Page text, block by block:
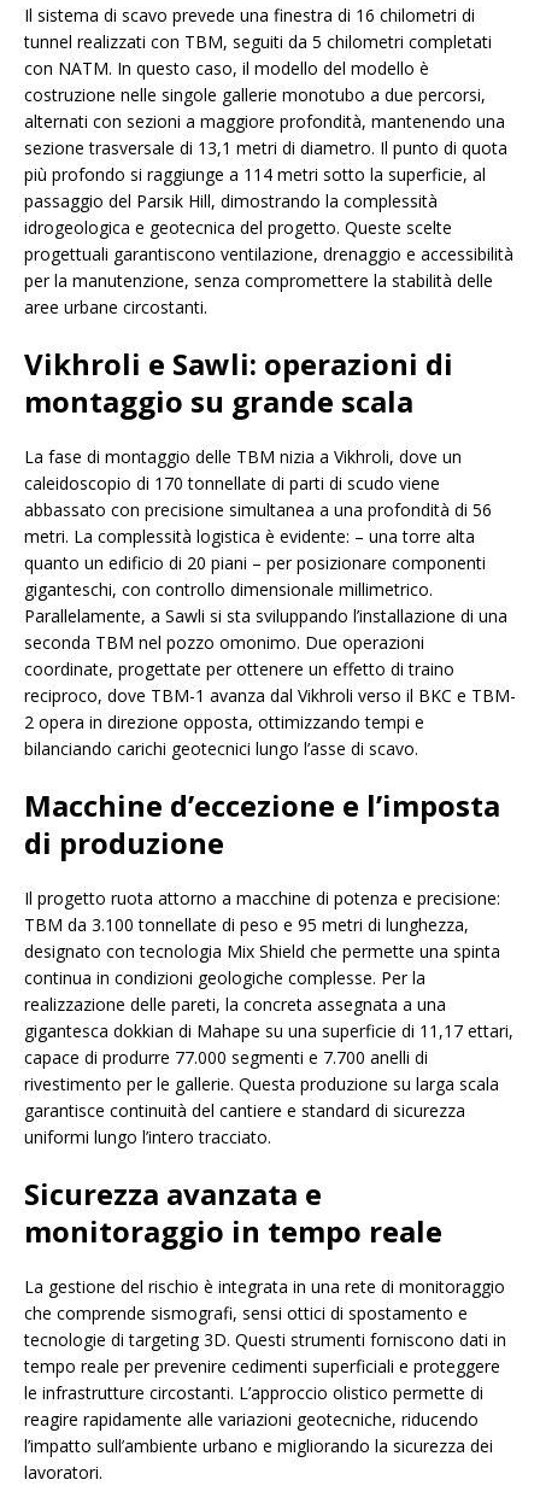
Il sistema di scavo prevede una finestra di 16 chilometri di
tunnel realizzati con TBM, seguiti da 5 chilometri completati
con NATM. In questo caso, il modello del modello è
costruzione nelle singole gallerie monotubo a due percorsi,
alternati con sezioni a maggiore profondità, mantenendo una
sezione trasversale di 13,1 metri di diametro. Il punto di quota
più profondo si raggiunge a 114 metri sotto la superficie, al
passaggio del Parsik Hill, dimostrando la complessità
idrogeologica e geotecnica del progetto. Queste scelte
progettuali garantiscono ventilazione, drenaggio e accessibilità
per la manutenzione, senza compromettere la stabilità delle
aree urbane circostanti.
Vikhroli e Sawli: operazioni di
montaggio su grande scala
La fase di montaggio delle TBM nizia a Vikhroli, dove un
caleidoscopio di 170 tonnellate di parti di scudo viene
abbassato con precisione simultanea a una profondità di 56
metri. La complessità logistica è evidente: – una torre alta
quanto un edificio di 20 piani – per posizionare componenti
giganteschi, con controllo dimensionale millimetrico.
Parallelamente, a Sawli si sta sviluppando l’installazione di una
seconda TBM nel pozzo omonimo. Due operazioni
coordinate, progettate per ottenere un effetto di traino
reciproco, dove TBM-1 avanza dal Vikhroli verso il BKC e TBM-
2 opera in direzione opposta, ottimizzando tempi e
bilanciando carichi geotecnici lungo l’asse di scavo.
Macchine d’eccezione e l’imposta
di produzione
Il progetto ruota attorno a macchine di potenza e precisione:
TBM da 3.100 tonnellate di peso e 95 metri di lunghezza,
designato con tecnologia Mix Shield che permette una spinta
continua in condizioni geologiche complesse. Per la
realizzazione delle pareti, la concreta assegnata a una
gigantesca dokkian di Mahape su una superficie di 11,17 ettari,
capace di produrre 77.000 segmenti e 7.700 anelli di
rivestimento per le gallerie. Questa produzione su larga scala
garantisce continuità del cantiere e standard di sicurezza
uniformi lungo l’intero tracciato.
Sicurezza avanzata e
monitoraggio in tempo reale
La gestione del rischio è integrata in una rete di monitoraggio
che comprende sismografi, sensi ottici di spostamento e
tecnologie di targeting 3D. Questi strumenti forniscono dati in
tempo reale per prevenire cedimenti superficiali e proteggere
le infrastrutture circostanti. L’approccio olistico permette di
reagire rapidamente alle variazioni geotecniche, riducendo
l’impatto sull’ambiente urbano e migliorando la sicurezza dei
lavoratori.